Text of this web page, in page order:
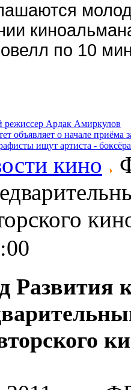
по 10
режиссер Ардак Амиркулов
объявляет о начале приёма
ищут артиста -
кино
Развития